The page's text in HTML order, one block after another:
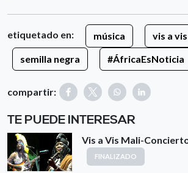
etiquetado en: música
vis a vis
semilla negra
#ÁfricaEsNoticia
compartir:
TE PUEDE INTERESAR
Vis a Vis Mali-
FINALIZADO